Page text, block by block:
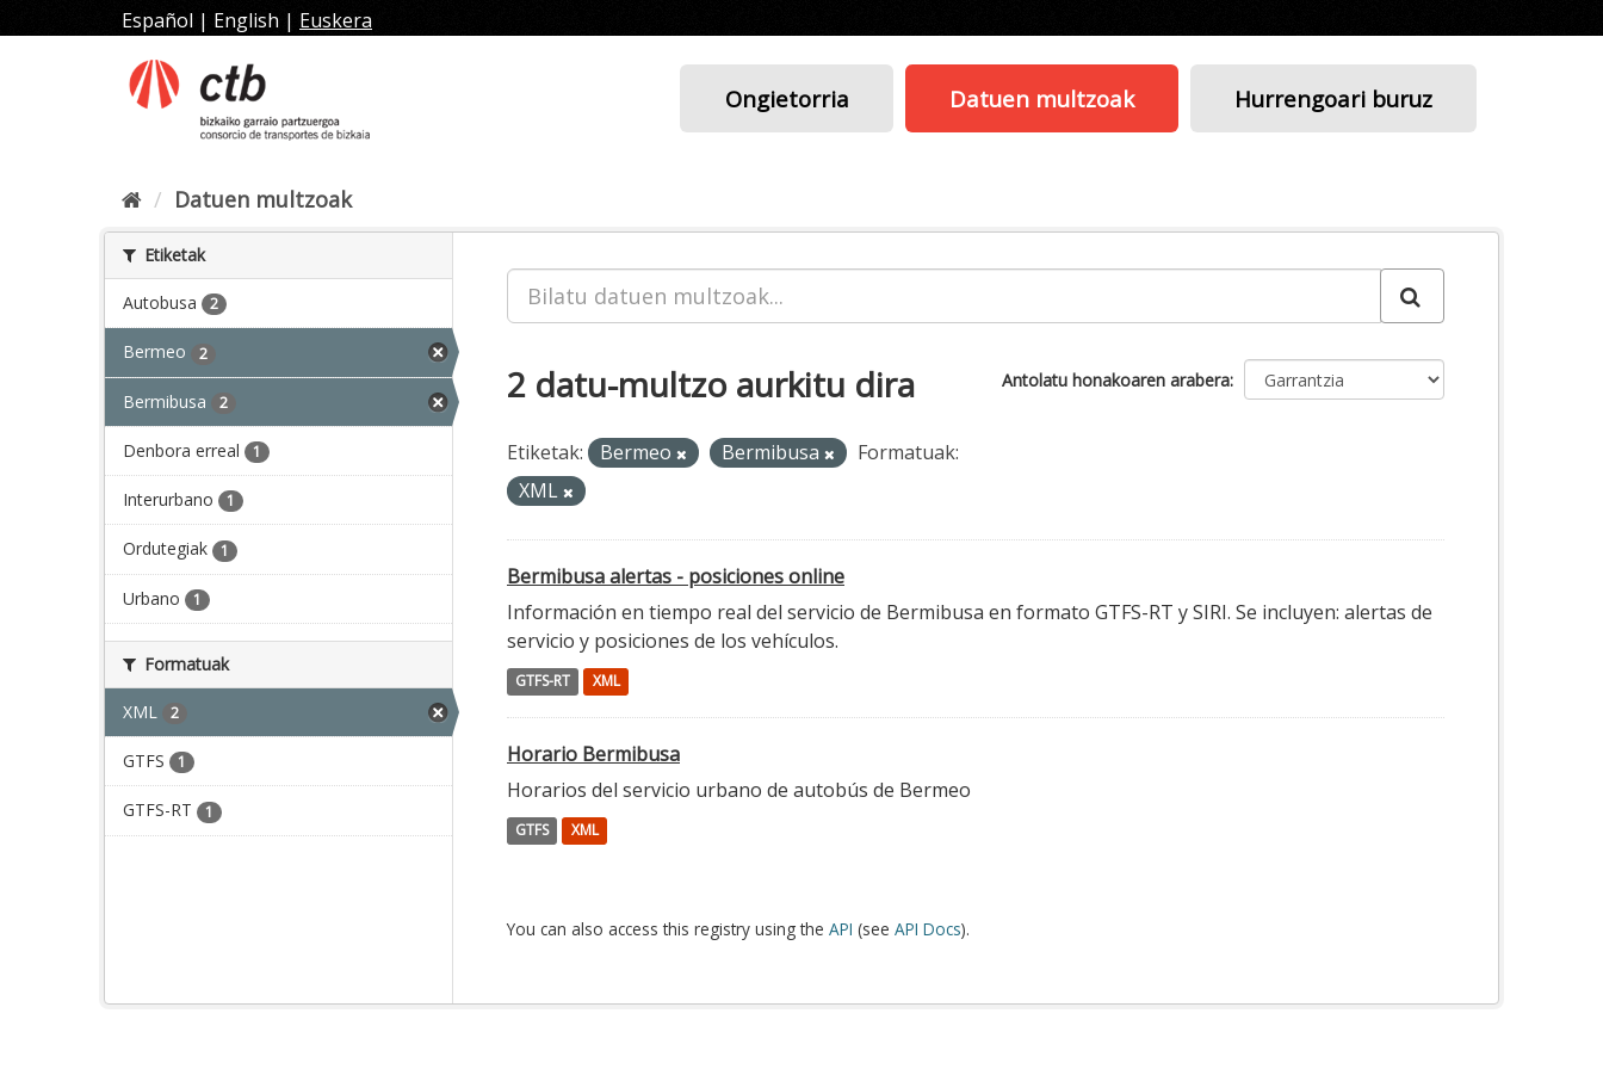
edukira
Español | English | Euskera
Ongietorria Datuen multzoak Hurrengoari buruz
Datuen multzoak
Etiketak
Autobusa 2
Bermeo 2
Bermibusa 2
Denbora erreal 1
Interurbano 1
Ordutegiak 1
Urbano 1
Formatuak
XML 2
GTFS 1
GTFS-RT 1
Antolatu honakoaren arabera
2 datu-multzo aurkitu dira
Etiketak: Bermeo Bermibusa
Formatuak:
XML
Bermibusa alertas - posiciones online
Información en tiempo real del servicio de Bermibusa en formato GTFS-RT y SIRI. Se incluyen: alertas de
servicio y posiciones de los vehículos.
GTFS-RT XML
Horario Bermibusa
Horarios del servicio urbano de autobús de Bermeo
GTFS XML
You can also access this registry using the API (see API Docs).